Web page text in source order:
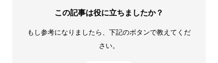
この記事は役に立ちましたか？
もし参考になりましたら、下記のボタンで教えてくだ
さい。